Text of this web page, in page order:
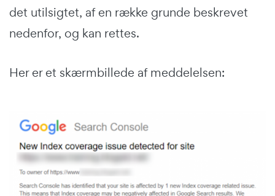
det utilsigtet, af en række grunde beskrevet
nedenfor, og kan rettes.
Her er et skærmbillede af meddelelsen: